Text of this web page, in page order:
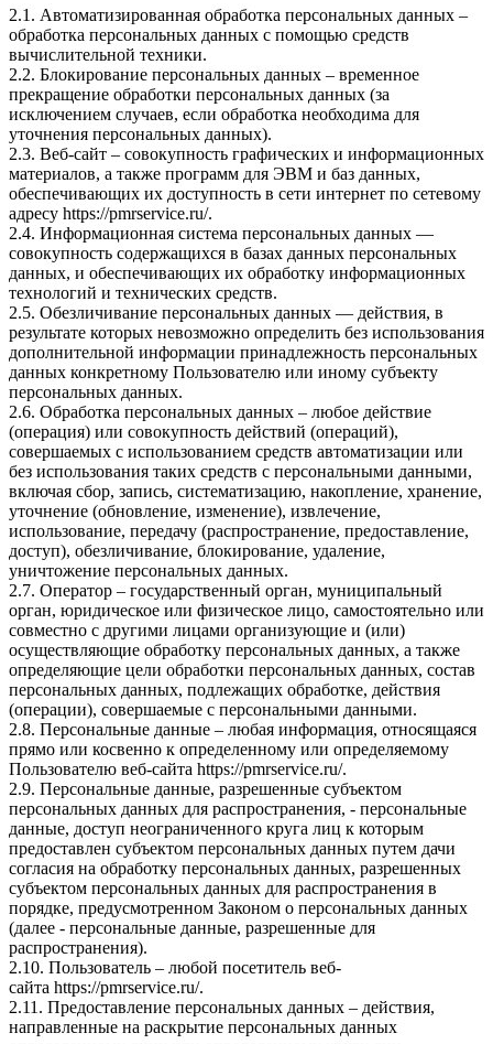
2.1. Автоматизированная обработка персональных данных –
обработка персональных данных с помощью средств
вычислительной техники.
2.2. Блокирование персональных данных – временное
прекращение обработки персональных данных (за
исключением случаев, если обработка необходима для
уточнения персональных данных).
2.3. Веб-сайт – совокупность графических и информационных
материалов, а также программ для ЭВМ и баз данных,
обеспечивающих их доступность в сети интернет по сетевому
адресу https://pmrservice.ru/.
2.4. Информационная система персональных данных —
совокупность содержащихся в базах данных персональных
данных, и обеспечивающих их обработку информационных
технологий и технических средств.
2.5. Обезличивание персональных данных — действия, в
результате которых невозможно определить без использования
дополнительной информации принадлежность персональных
данных конкретному Пользователю или иному субъекту
персональных данных.
2.6. Обработка персональных данных – любое действие
(операция) или совокупность действий (операций),
совершаемых с использованием средств автоматизации или
без использования таких средств с персональными данными,
включая сбор, запись, систематизацию, накопление, хранение,
уточнение (обновление, изменение), извлечение,
использование, передачу (распространение, предоставление,
доступ), обезличивание, блокирование, удаление,
уничтожение персональных данных.
2.7. Оператор – государственный орган, муниципальный
орган, юридическое или физическое лицо, самостоятельно или
совместно с другими лицами организующие и (или)
осуществляющие обработку персональных данных, а также
определяющие цели обработки персональных данных, состав
персональных данных, подлежащих обработке, действия
(операции), совершаемые с персональными данными.
2.8. Персональные данные – любая информация, относящаяся
прямо или косвенно к определенному или определяемому
Пользователю веб-сайта https://pmrservice.ru/.
2.9. Персональные данные, разрешенные субъектом
персональных данных для распространения, - персональные
данные, доступ неограниченного круга лиц к которым
предоставлен субъектом персональных данных путем дачи
согласия на обработку персональных данных, разрешенных
субъектом персональных данных для распространения в
порядке, предусмотренном Законом о персональных данных
(далее - персональные данные, разрешенные для
распространения).
2.10. Пользователь – любой посетитель веб-
сайта https://pmrservice.ru/.
2.11. Предоставление персональных данных – действия,
направленные на раскрытие персональных данных